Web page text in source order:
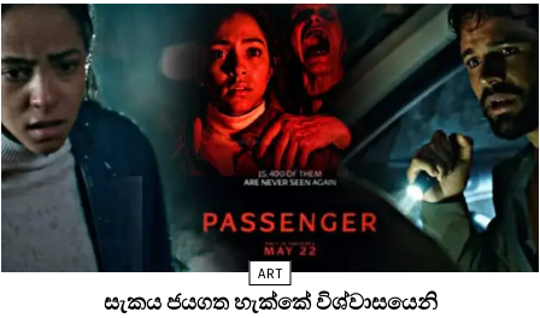
ART
සැකය ජයගත හැක්කේ විශ්වාසයෙනි